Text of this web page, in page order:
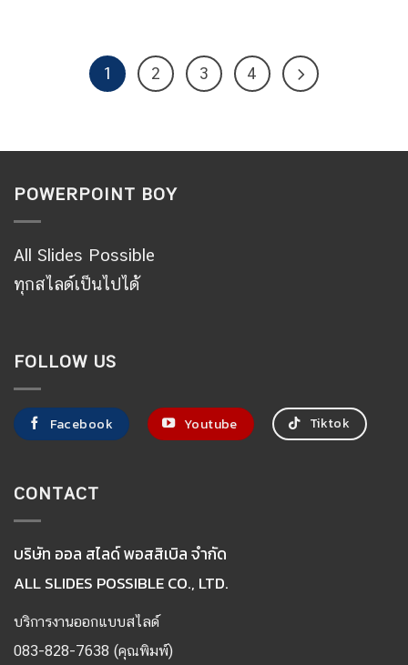
1 2 3 4
POWERPOINT BOY
All Slides Possible
ทุกสไลด์เป็นไปได้
FOLLOW US
Facebook Youtube Tiktok
CONTACT
บริษัท ออล สไลด์ พอสสิเบิล จำกัด
ALL SLIDES POSSIBLE CO., LTD.
บริการงานออกแบบสไลด์
083-828-7638 (คุณพิมพ์)